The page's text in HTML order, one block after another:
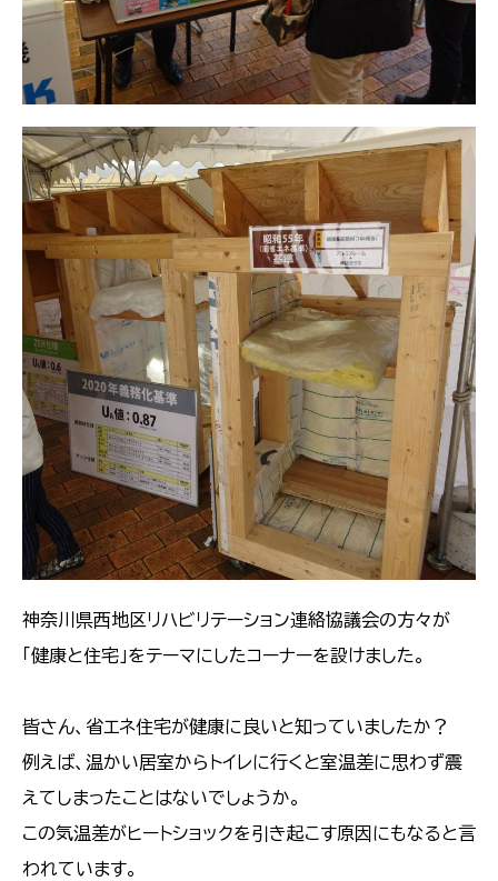
神奈川県西地区リハビリテーション連絡協議会の方々が
「健康と住宅」をテーマにしたコーナーを設けました。
皆さん、省エネ住宅が健康に良いと知っていましたか？
例えば、温かい居室からトイレに行くと室温差に思わず震
えてしまったことはないでしょうか。
この気温差がヒートショックを引き起こす原因にもなると言
われています。